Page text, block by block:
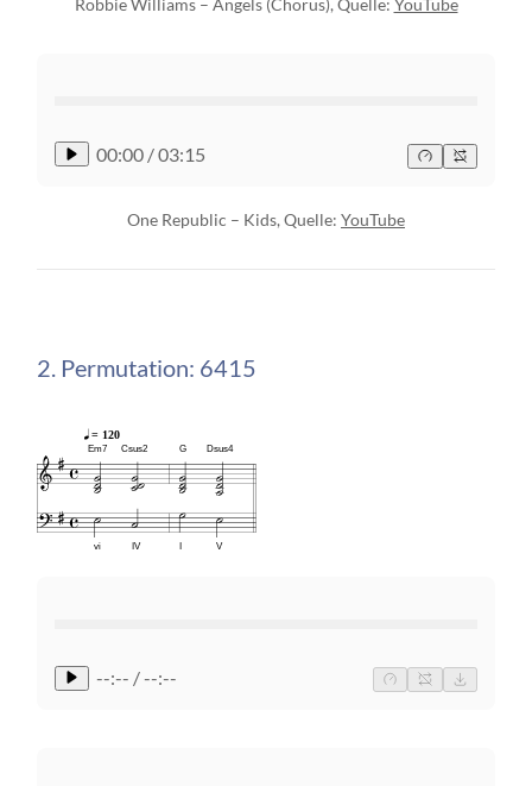
Robbie Williams – Angels (Chorus), Quelle: YouTube
00:00 /03:15
One Republic – Kids, Quelle: YouTube
2. Permutation: 6415
= 120
Em7 Csus2 G Dsus4
vi IV I V
--:-- / --:--